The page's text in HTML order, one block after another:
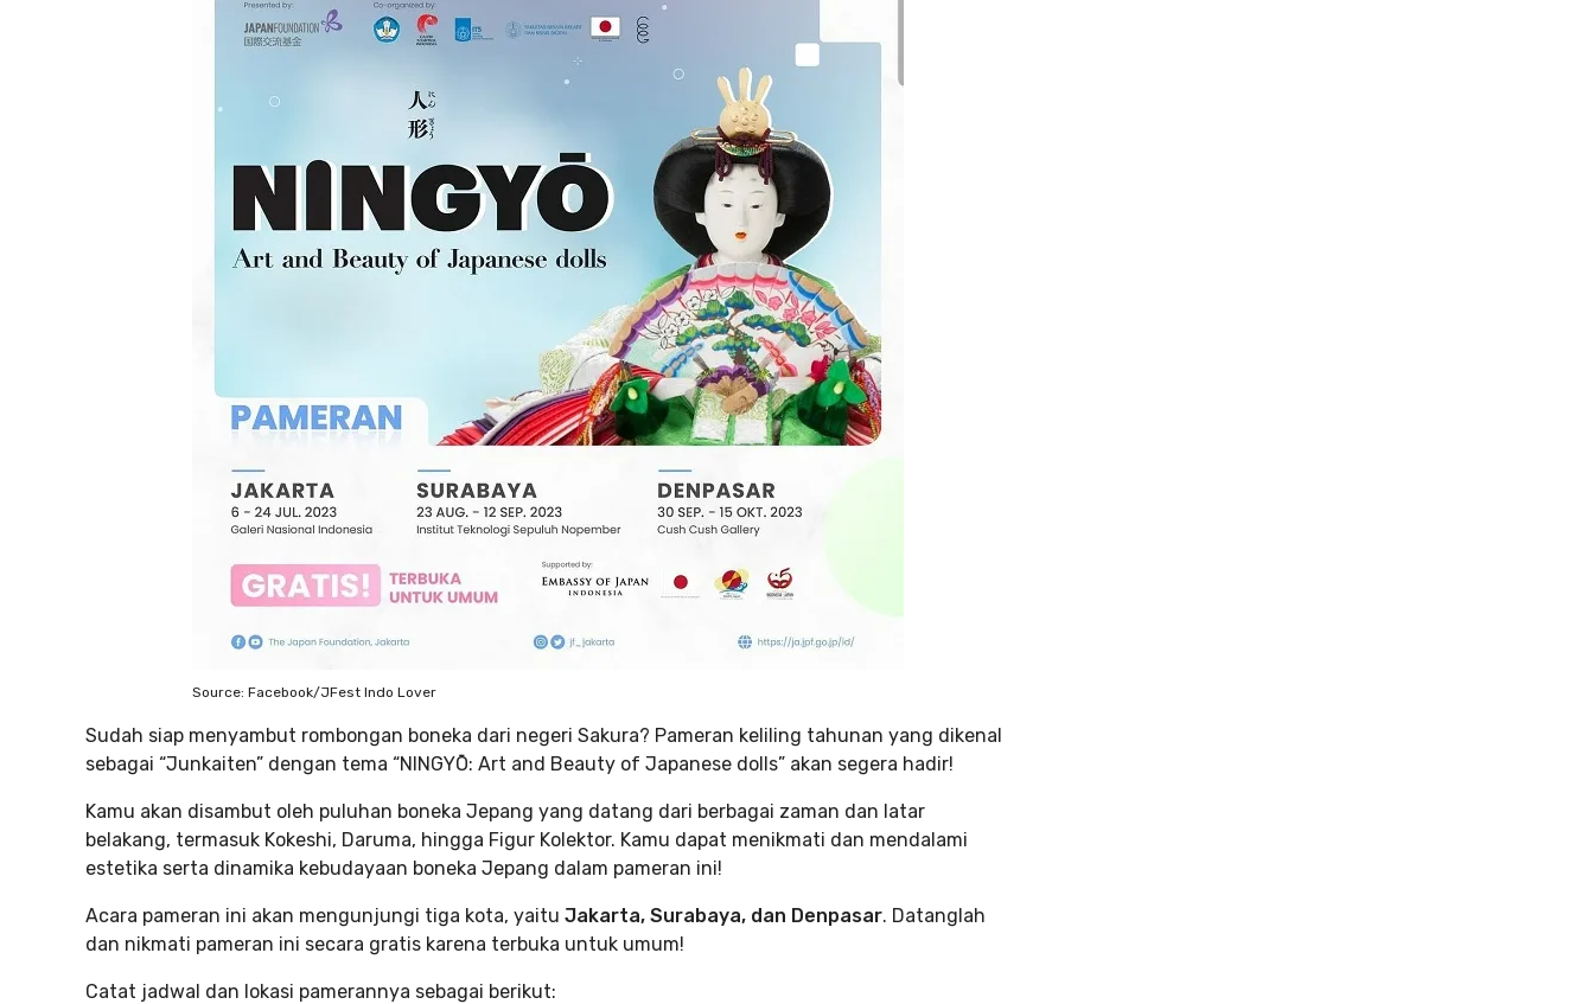
Source: Facebook/JFest Indo Lover
Sudah siap menyambut rombongan boneka dari negeri Sakura? Pameran keliling tahunan yang dikenal
sebagai “Junkaiten” dengan tema “NINGYŌ: Art and Beauty of Japanese dolls” akan segera hadir!
Kamu akan disambut oleh puluhan boneka Jepang yang datang dari berbagai zaman dan latar
belakang, termasuk Kokeshi, Daruma, hingga Figur Kolektor. Kamu dapat menikmati dan mendalami
estetika serta dinamika kebudayaan boneka Jepang dalam pameran ini!
Acara pameran ini akan mengunjungi tiga kota, yaitu Jakarta, Surabaya, dan Denpasar. Datanglah
dan nikmati pameran ini secara gratis karena terbuka untuk umum!
Catat jadwal dan lokasi pamerannya sebagai berikut: